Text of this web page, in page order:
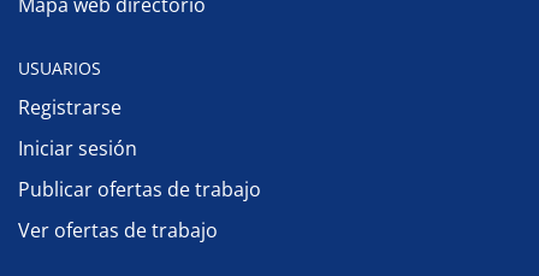
USUARIOS
Registrarse
Iniciar sesión
Publicar ofertas de trabajo
Ver ofertas de trabajo